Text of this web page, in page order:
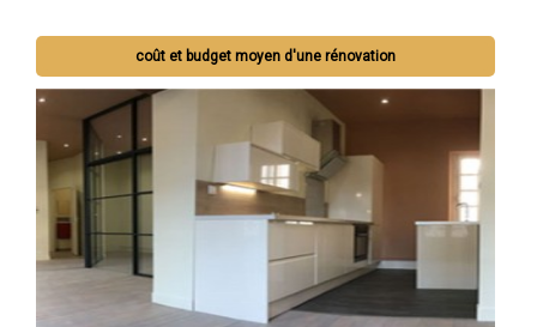
coût et budget moyen d'une rénovation